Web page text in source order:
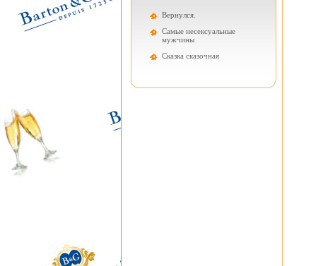
Вернулся.
Самые несексуальные
мужчины
Cказка сказочная